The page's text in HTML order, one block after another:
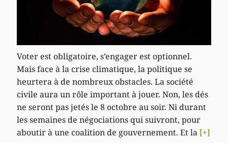
Voter est obligatoire, s’engager est optionnel.
Mais face à la crise climatique, la politique se
heurtera à de nombreux obstacles. La société
civile aura un rôle important à jouer. Non, les dés
ne seront pas jetés le 8 octobre au soir. Ni durant
les semaines de négociations qui suivront, pour
aboutir à une coalition de gouvernement. Et la [+]